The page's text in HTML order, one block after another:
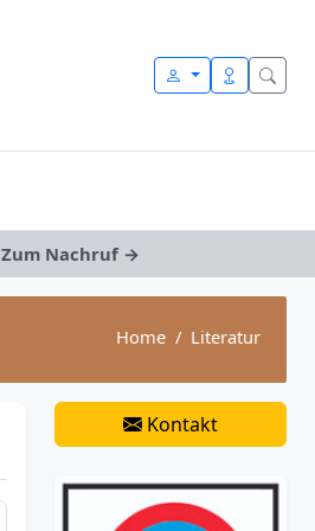
Zum Nachruf →
Home Literatur
Kontakt